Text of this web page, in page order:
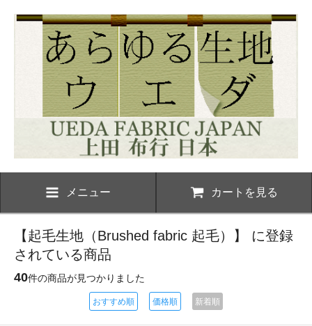
メニュー カートを見る
【起毛生地（Brushed fabric 起毛）】 に登録
されている商品
40件の商品が見つかりました
おすすめ順 価格順 新着順